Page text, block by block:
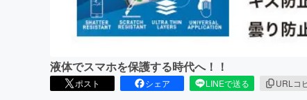
液体でスマホを保護する時代へ！！
ポスト シェア LINEで送る URLコ